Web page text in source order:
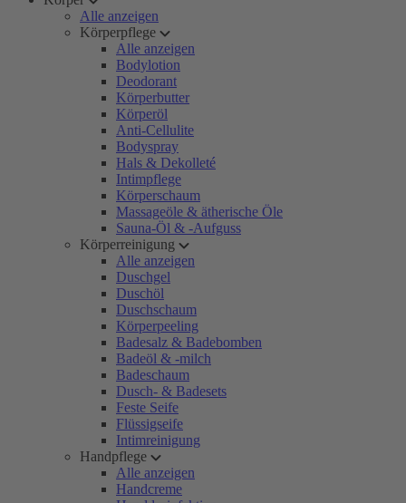
Alle anzeigen
Körperpflege
Alle anzeigen
Bodylotion
Deodorant
Körperbutter
Körperöl
Anti-Cellulite
Bodyspray
Hals & Dekolleté
Intimpflege
Körperschaum
Massageöle & ätherische Öle
Sauna-Öl & -Aufguss
Körperreinigung
Alle anzeigen
Duschgel
Duschöl
Duschschaum
Körperpeeling
Badesalz & Badebomben
Badeöl & -milch
Badeschaum
Dusch- & Badesets
Feste Seife
Flüssigseife
Intimreinigung
Handpflege
Alle anzeigen
Handcreme